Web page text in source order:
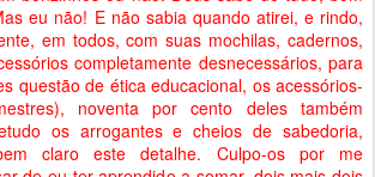
eu não! E não sabia quando atirei, e rindo,
em todos, com suas mochilas, cadernos,
completamente desnecessários, para
questão de ética educacional, os acessórios-
noventa por cento deles também
os arrogantes e cheios de sabedoria,
claro este detalhe. Culpo-os por me